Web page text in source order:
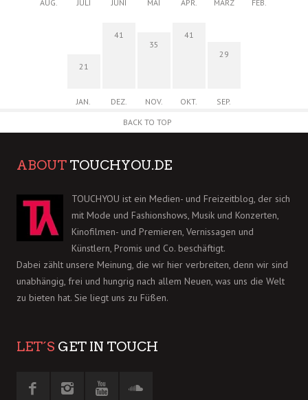
AUG. JULI JUNI MAI APR. MÄRZ FEB.
21
JAN.
41
DEZ.
35
NOV.
41
OKT.
29
SEP.
BACK TO TOP
ABOUT TOUCHYOU.DE
TOUCHYOU ist ein Medien- und Freizeitblog, der sich
mit Mode und Fashionshows, Musik und Konzerten,
Kinofilmen- und Premieren, Vernissagen und
Künstlern, Promis und Co. beschäftigt.
Dabei zählt unsere Meinung, die wir hier verbreiten, denn wir sind
unabhängig, frei und hungrig nach allem Neuen, was uns die Welt
zu bieten hat. Sie liegt uns zu Füßen.
LET´S GET IN TOUCH